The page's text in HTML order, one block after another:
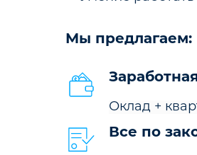
Мы предлагаем:
Оклад +
Все по